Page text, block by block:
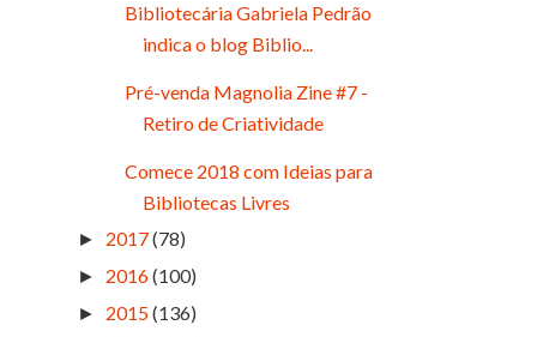
Bibliotecária Gabriela Pedrão
indica o blog Biblio...
Pré-venda Magnolia Zine #7 -
Retiro de Criatividade
Comece 2018 com Ideias para
Bibliotecas Livres
► 2017(78)
► 2016(100)
► 2015(136)